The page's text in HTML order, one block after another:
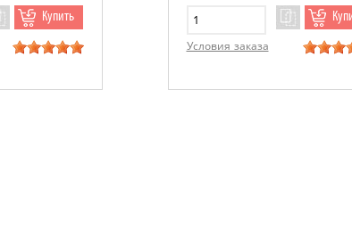
Купить
Условия заказа